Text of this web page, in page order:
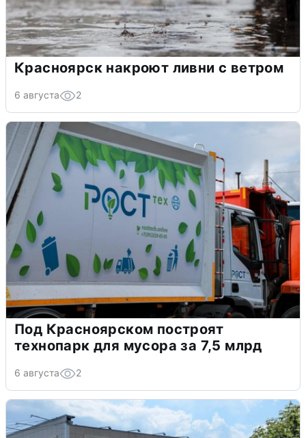
Красноярск накроют ливни с ветром
6 августа 2
Под Красноярском построят
технопарк для мусора за 7,5 млрд
6 августа 2